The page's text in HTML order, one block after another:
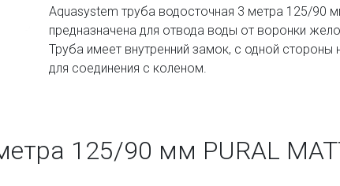
Aquasystem труба водосточная 3 метра 125/90
предназначена для отвода воды от воронки
Труба имеет внутренний замок, с одной
для соединения с коленом.
125/90 мм PURAL